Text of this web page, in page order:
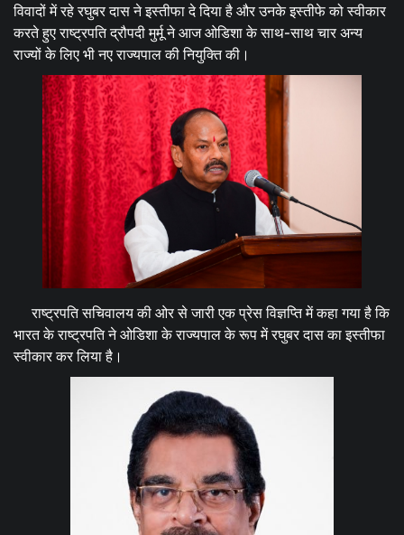
विवादों में रहे रघुबर दास ने इस्तीफा दे दिया है और उनके इस्तीफे को स्वीकार
करते हुए राष्ट्रपति द्रौपदी मुर्मू ने आज ओडिशा के साथ-साथ चार अन्य
राज्यों के लिए भी नए राज्यपाल की नियुक्ति की।
राष्ट्रपति सचिवालय की ओर से जारी एक प्रेस विज्ञप्ति में कहा गया है कि
भारत के राष्ट्रपति ने ओडिशा के राज्यपाल के रूप में रघुबर दास का इस्तीफा
स्वीकार कर लिया है।